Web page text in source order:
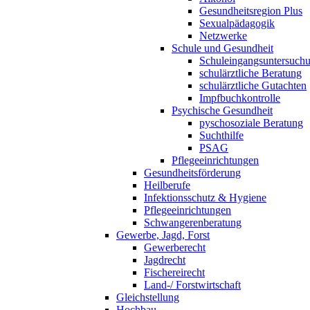
Gesundheitsregion Plus
Sexualpädagogik
Netzwerke
Schule und Gesundheit
schulärztliche Beratung
schulärztliche Gutachten
Impfbuchkontrolle
Psychische Gesundheit
pyschosoziale Beratung
Suchthilfe
PSAG
Pflegeeinrichtungen
Gesundheitsförderung
Heilberufe
Infektionsschutz & Hygiene
Pflegeeinrichtungen
Schwangerenberatung
Gewerbe, Jagd, Forst
Gewerberecht
Jagdrecht
Fischereirecht
Land-/ Forstwirtschaft
Gleichstellung